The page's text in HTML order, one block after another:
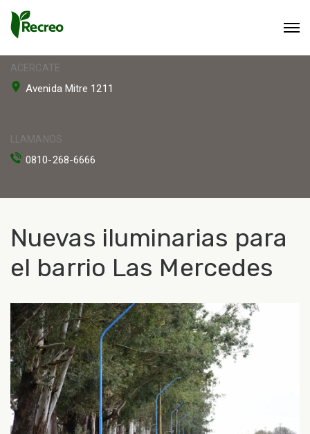
ACERCATE
Avenida Mitre 1211
LLAMANOS
0810-268-6666
Nuevas iluminarias para
el barrio Las Mercedes